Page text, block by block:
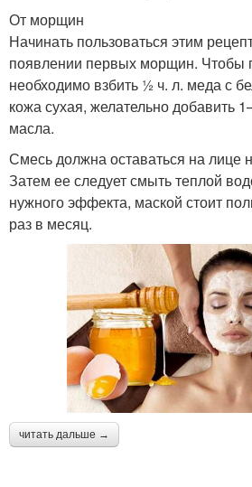
От морщин
Начинать пользоваться этим
появлении первых морщин. Чтобы
необходимо взбить ½ ч. л. меда с
кожа сухая, желательно добавить
масла.
Смесь должна оставаться на лице
Затем ее следует смыть теплой
нужного эффекта, маской стоит
раз в месяц.
читать дальше →